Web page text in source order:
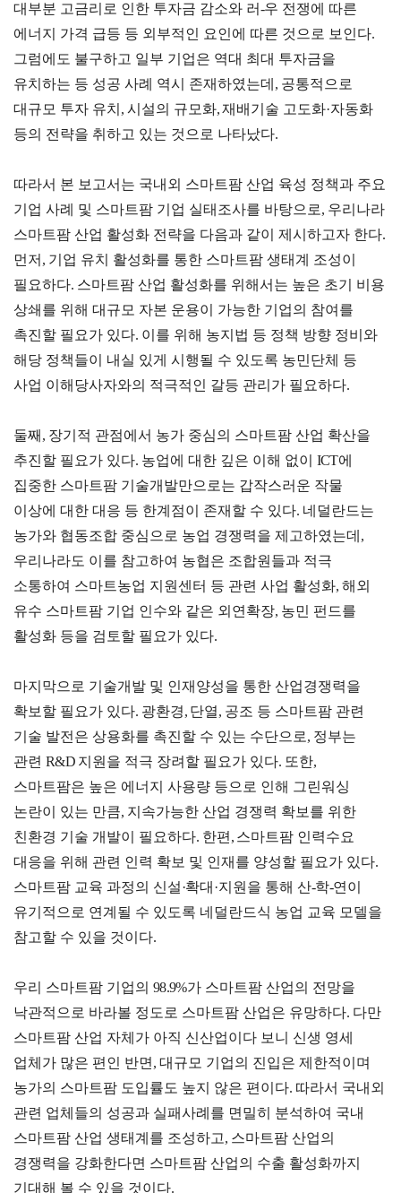
전문가
채용
매뉴얼
협회소개
홈 회장
인사말
연혁
소개
사업
전략/
추진
과제
경영
공시
주요
의사결정기구
정관
출자법인
무역센터
현황
윤리
경영
무역센터
윤리헌장
협회윤리강령
보건
경영
경영방침
안전보건
경영목표
사회
공헌
활동
활동소개
정/
전용
서체
CI
전용서체
채용
인재상
직원채용FAQ
찾아
오시
는 길
마이페이지
.net
신청내역
자문/
상담
내역
마이스크랩
관심정보
대부분 고금리로 인한 투자금 감소와 러-우 전쟁에 따른
에너지 가격 급등 등 외부적인 요인에 따른 것으로 보인다.
그럼에도 불구하고 일부 기업은 역대 최대 투자금을
유치하는 등 성공 사례 역시 존재하였는데 , 공통적으로
대규모 투자 유치 , 시설의 규모화,재배기술 고도화·자동화
등의 전략을 취하고 있는 것으로 나타났다.
따라서 본 보고서는 국내외 스마트팜 산업 육성 정책과 주요
기업 사례 및 스마트팜 기업 실태조사를 바탕으로, 우리나라
스마트팜 산업 활성화 전략을 다음과 같이 제시하고자 한다.
먼저 , 기업 유치 활성화를 통한 스마트팜 생태계 조성이
필요하다. 스마트팜 산업 활성화를 위해서는 높은 초기 비용
상쇄를 위해 대규모 자본 운용이 가능한 기업의 참여를
촉진할 필요가 있다. 이를 위해 농지법 등 정책 방향 정비와
해당 정책들이 내실 있게 시행될 수 있도록 농민단체 등
사업 이해당사자와의 적극적인 갈등 관리가 필요하다.
둘째 , 장기적 관점에서 농가 중심의 스마트팜 산업 확산을
추진할 필요가 있다. 농업에 대한 깊은 이해 없이 ICT에
집중한 스마트팜 기술개발만으로는 갑작스러운 작물
이상에 대한 대응 등 한계점이 존재할 수 있다. 네덜란드는
농가와 협동조합 중심으로 농업 경쟁력을 제고하였는데 ,
우리나라도 이를 참고하여 농협은 조합원들과 적극
소통하여 스마트농업 지원센터 등 관련 사업 활성화, 해외
유수 스마트팜 기업 인수와 같은 외연확장, 농민 펀드를
활성화 등을 검토할 필요가 있다.
마지막으로 기술개발 및 인재양성을 통한 산업경쟁력을
확보할 필요가 있다. 광환경, 단열, 공조 등 스마트팜 관련
기술 발전은 상용화를 촉진할 수 있는 수단으로, 정부는
관련 R&D 지원을 적극 장려할 필요가 있다. 또한,
스마트팜은 높은 에너지 사용량 등으로 인해 그린워싱
논란이 있는 만큼, 지속가능한 산업 경쟁력 확보를 위한
친환경 기술 개발이 필요하다. 한편 , 스마트팜 인력수요
대응을 위해 관련 인력 확보 및 인재를 양성할 필요가 있다.
스마트팜 교육 과정의 신설·확대 ·지원을 통해 산-학-연이
유기적으로 연계될 수 있도록 네덜란드식 농업 교육 모델을
참고할 수 있을 것이다.
우리 스마트팜 기업의 98.9%가 스마트팜 산업의 전망을
낙관적으로 바라볼 정도로 스마트팜 산업은 유망하다. 다만
스마트팜 산업 자체가 아직 신산업이다 보니 신생 영세
업체가 많은 편인 반면 , 대규모 기업의 진입은 제한적이며
농가의 스마트팜 도입률도 높지 않은 편이다. 따라서 국내외
관련 업체들의 성공과 실패사례를 면밀히 분석하여 국내
스마트팜 산업 생태계를 조성하고, 스마트팜 산업의
경쟁력을 강화한다면 스마트팜 산업의 수출 활성화까지
기대해 볼 수 있을 것이다.